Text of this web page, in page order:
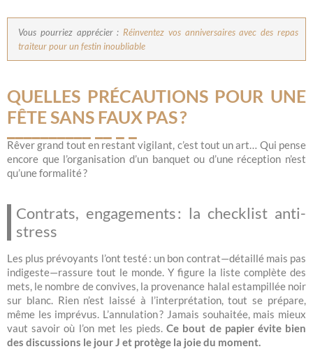
Vous pourriez apprécier : Réinventez vos anniversaires avec des repas
traiteur pour un festin inoubliable
QUELLES PRÉCAUTIONS POUR UNE
FÊTE SANS FAUX PAS ?
Rêver grand tout en restant vigilant, c’est tout un art… Qui pense
encore que l’organisation d’un banquet ou d’une réception n’est
qu’une formalité ?
Contrats, engagements : la checklist anti-
stress
Les plus prévoyants l’ont testé : un bon contrat—détaillé mais pas
indigeste—rassure tout le monde. Y figure la liste complète des
mets, le nombre de convives, la provenance halal estampillée noir
sur blanc. Rien n’est laissé à l’interprétation, tout se prépare,
même les imprévus. L’annulation ? Jamais souhaitée, mais mieux
vaut savoir où l’on met les pieds.Ce bout de papier évite bien
des discussions le jour J et protège la joie du moment.